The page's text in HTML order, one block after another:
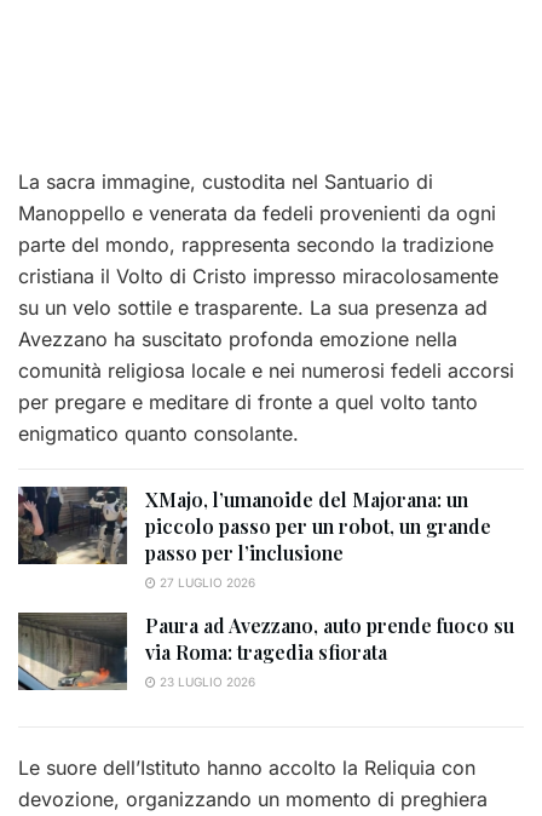
La sacra immagine, custodita nel Santuario di
Manoppello e venerata da fedeli provenienti da ogni
parte del mondo, rappresenta secondo la tradizione
cristiana il Volto di Cristo impresso miracolosamente
su un velo sottile e trasparente. La sua presenza ad
Avezzano ha suscitato profonda emozione nella
comunità religiosa locale e nei numerosi fedeli accorsi
per pregare e meditare di fronte a quel volto tanto
enigmatico quanto consolante.
XMajo, l’umanoide del Majorana: un
piccolo passo per un robot, un grande
passo per l’inclusione
27 LUGLIO 2026
Paura ad Avezzano, auto prende fuoco su
via Roma: tragedia sfiorata
23 LUGLIO 2026
Le suore dell’Istituto hanno accolto la Reliquia con
devozione, organizzando un momento di preghiera